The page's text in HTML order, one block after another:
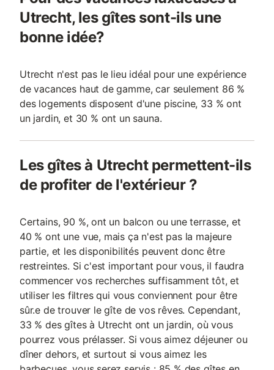
Utrecht, les gîtes sont-ils une
bonne idée?
Utrecht n'est pas le lieu idéal pour une expérience
de vacances haut de gamme, car seulement 86 %
des logements disposent d'une piscine, 33 % ont
un jardin, et 30 % ont un sauna.
Les gîtes à Utrecht permettent-ils
de profiter de l'extérieur ?
Certains, 90 %, ont un balcon ou une terrasse, et
40 % ont une vue, mais ça n'est pas la majeure
partie, et les disponibilités peuvent donc être
restreintes. Si c'est important pour vous, il faudra
commencer vos recherches suffisamment tôt, et
utiliser les filtres qui vous conviennent pour être
sûr.e de trouver le gîte de vos rêves. Cependant,
33 % des gîtes à Utrecht ont un jardin, où vous
pourrez vous prélasser. Si vous aimez déjeuner ou
dîner dehors, et surtout si vous aimez les